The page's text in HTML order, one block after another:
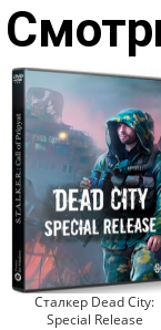
Сталкер Dead City:
Special Release